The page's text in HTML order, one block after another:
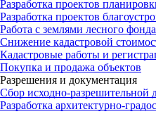
Разработка проектов
Разработка проектов
Работа с землями лесного фонда
Снижение кадастровой
Кадастровые работы и
Покупка и продажа объектов
Разрешения и документация
Сбор исходно-разрешительной
Разработка архитектурно-